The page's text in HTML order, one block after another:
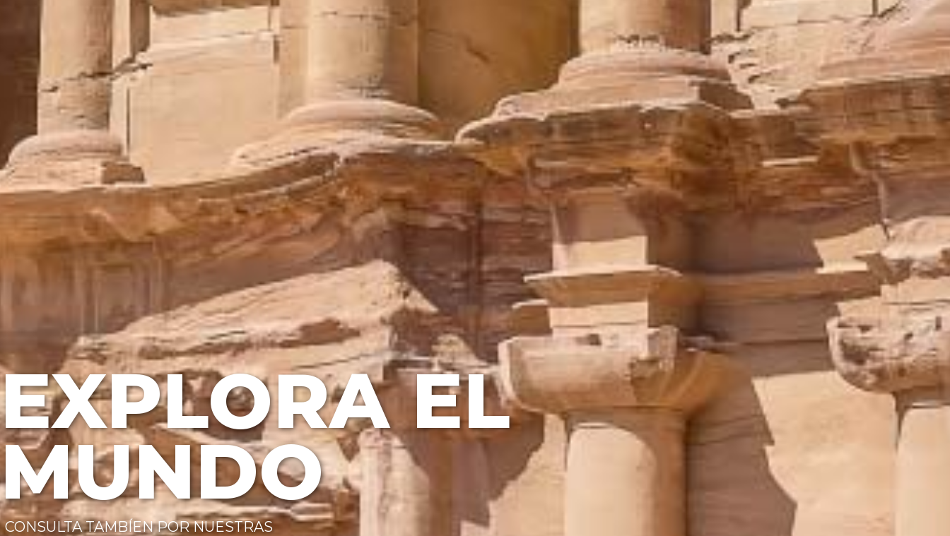
EXPLORA EL
MUNDO
CONSULTA TAMBÍEN POR NUESTRAS